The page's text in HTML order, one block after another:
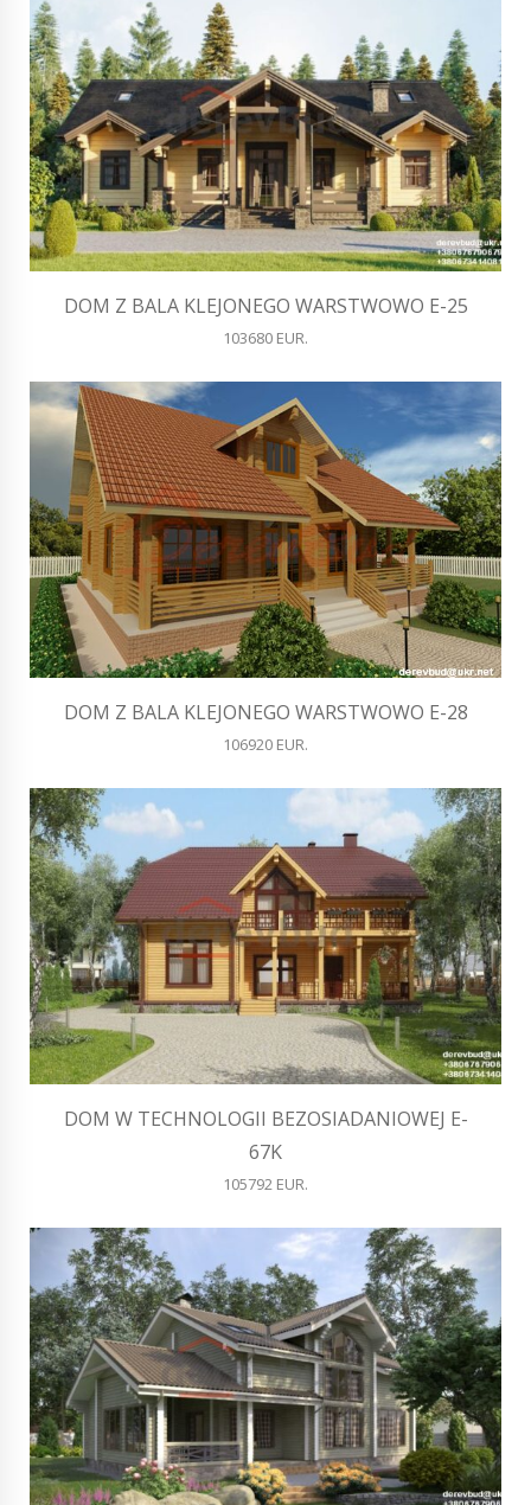
DOM Z BALA KLEJONEGO WARSTWOWO E-25
103680 EUR.
DOM Z BALA KLEJONEGO WARSTWOWO E-28
106920 EUR.
DOM W TECHNOLOGII BEZOSIADANIOWEJ E-
67K
105792 EUR.